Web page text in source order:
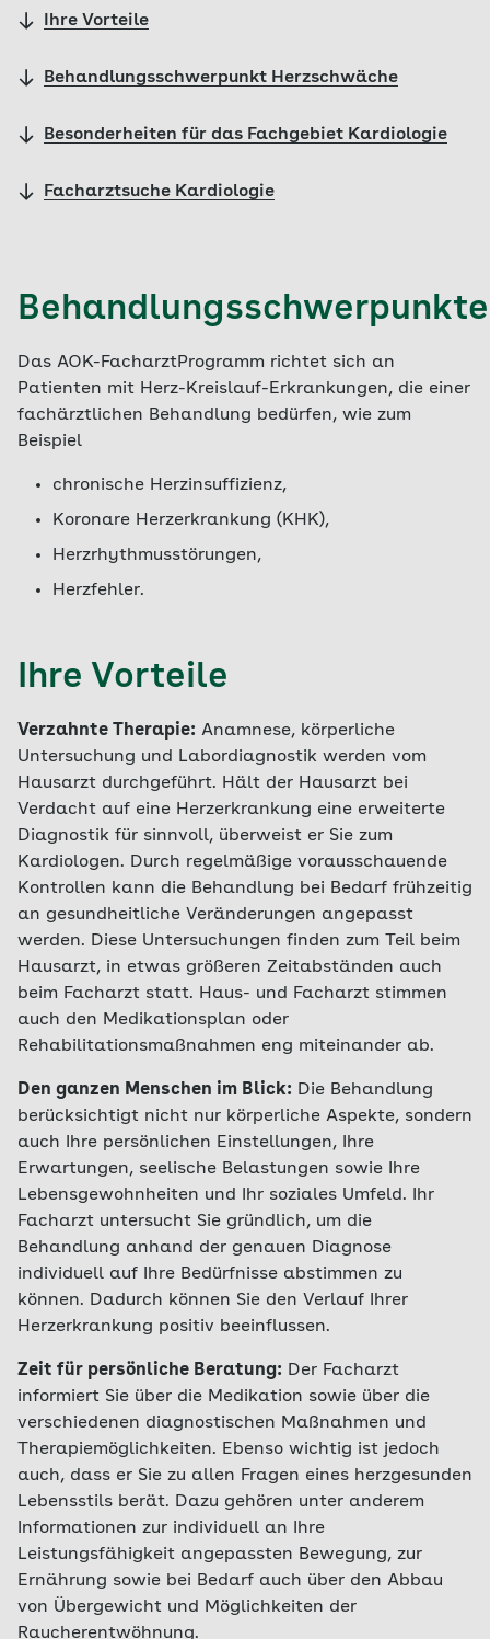
Ihre Vorteile
Behandlungsschwerpunkt Herzschwäche
Besonderheiten für das Fachgebiet Kardiologie
Facharztsuche Kardiologie
Behandlungsschwerpunkte
Das AOK-FacharztProgramm richtet sich an
Patienten mit Herz-Kreislauf-Erkrankungen, die einer
fachärztlichen Behandlung bedürfen, wie zum
Beispiel
chronische Herzinsuffizienz,
Koronare Herzerkrankung (KHK),
Herzrhythmusstörungen,
Herzfehler.
Ihre Vorteile
Verzahnte Therapie: Anamnese, körperliche
Untersuchung und Labordiagnostik werden vom
Hausarzt durchgeführt. Hält der Hausarzt bei
Verdacht auf eine Herzerkrankung eine erweiterte
Diagnostik für sinnvoll, überweist er Sie zum
Kardiologen. Durch regelmäßige vorausschauende
Kontrollen kann die Behandlung bei Bedarf frühzeitig
an gesundheitliche Veränderungen angepasst
werden. Diese Untersuchungen finden zum Teil beim
Hausarzt, in etwas größeren Zeitabständen auch
beim Facharzt statt. Haus- und Facharzt stimmen
auch den Medikationsplan oder
Rehabilitationsmaßnahmen eng miteinander ab.
Den ganzen Menschen im Blick: Die Behandlung
berücksichtigt nicht nur körperliche Aspekte, sondern
auch Ihre persönlichen Einstellungen, Ihre
Erwartungen, seelische Belastungen sowie Ihre
Lebensgewohnheiten und Ihr soziales Umfeld. Ihr
Facharzt untersucht Sie gründlich, um die
Behandlung anhand der genauen Diagnose
individuell auf Ihre Bedürfnisse abstimmen zu
können. Dadurch können Sie den Verlauf Ihrer
Herzerkrankung positiv beeinflussen.
Zeit für persönliche Beratung: Der Facharzt
informiert Sie über die Medikation sowie über die
verschiedenen diagnostischen Maßnahmen und
Therapiemöglichkeiten. Ebenso wichtig ist jedoch
auch, dass er Sie zu allen Fragen eines herzgesunden
Lebensstils berät. Dazu gehören unter anderem
Informationen zur individuell an Ihre
Leistungsfähigkeit angepassten Bewegung, zur
Ernährung sowie bei Bedarf auch über den Abbau
von Übergewicht und Möglichkeiten der
Raucherentwöhnung.